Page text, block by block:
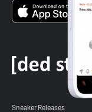
Sneaker Releases